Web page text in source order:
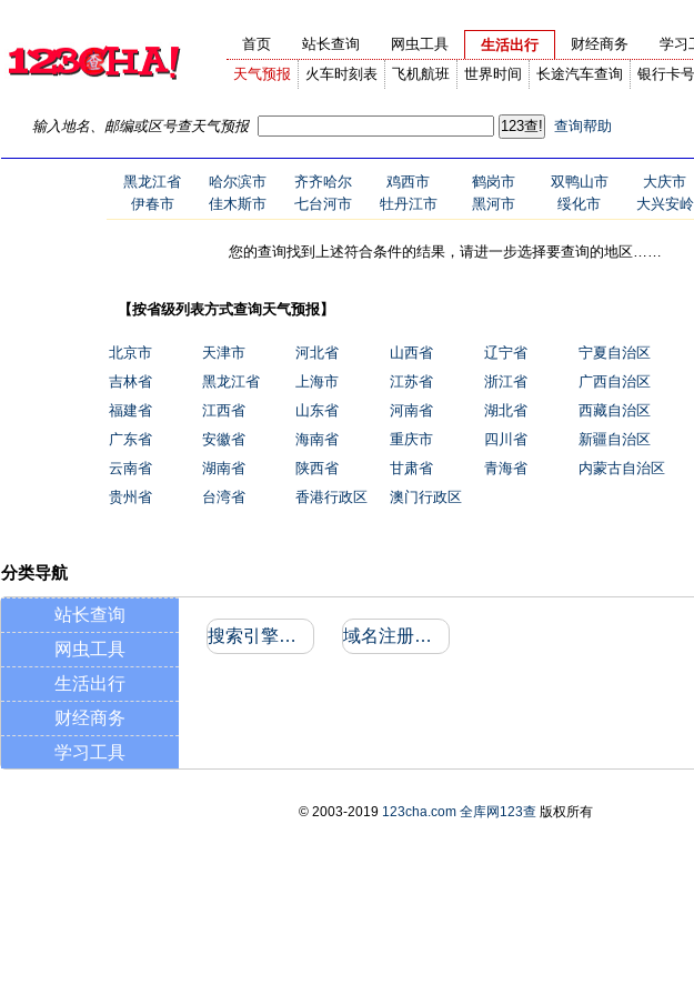
首页 站长查询 网虫工具
生活出行
天气预报
火车时刻表 飞机航班 世界时间 长途汽车查询 银行卡
财经商务 学习
输入地名、邮编或区号查天气预报 查询帮助
黑龙江省 哈尔滨市 齐齐哈尔 鸡西市 鹤岗市 双鸭山市
大庆市
伊春市
佳木斯市 七台河市 牡丹江市 黑河市 绥化市 大兴安岭
您的查询找到上述符合条件的结果，请进一步选择要查询的地区……
【按省级列表方式查询天气预报】
北京市 天津市 河北省 山西省 辽宁省
宁夏自治区
吉林省
黑龙江省 上海市 江苏省 浙江省
广西自治区
福建省
江西省 山东省 河南省 湖北省
西藏自治区
广东省
安徽省 海南省 重庆市 四川省
新疆自治区
云南省
湖南省 陕西省 甘肃省 青海省
内蒙古自治区
贵州省
台湾省 香港行政区 澳门行政区
分类导航
站长查询
网虫工具
生活出行
财经商务
学习工具
搜索引擎收录和反向链接 域名注册信息
© 2003-2019 123cha.com 全库网123查版权所有